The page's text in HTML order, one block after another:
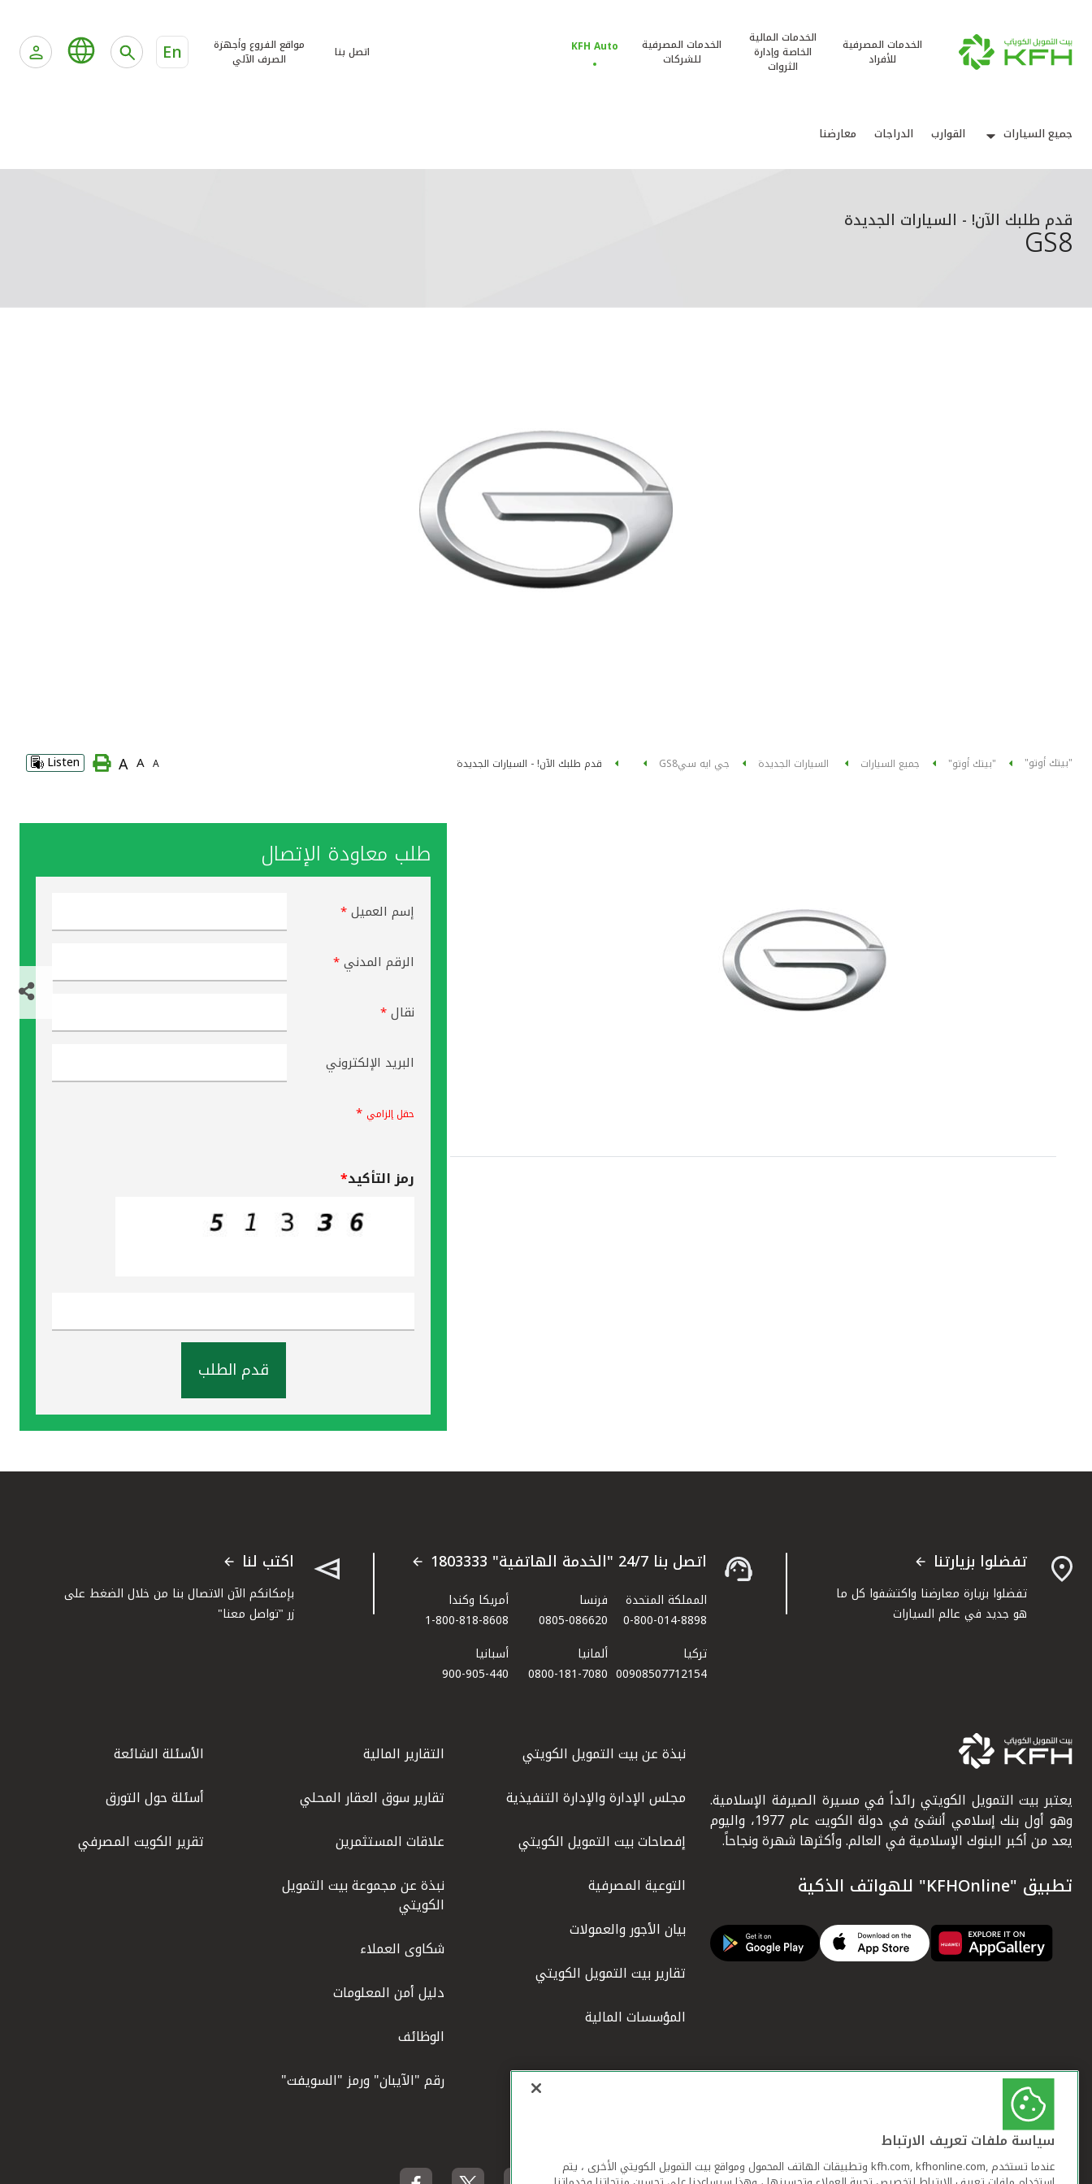
الخدمات المصرفية
للأفراد
الخدمات المالية
الخاصة وإدارة
الثروات
الخدمات المصرفية
للشركات
KFH Auto اتصل بنا
مواقع الفروع وأجهزة
الصرف الآلي
En
جميع السيارات القوارب الدراجات معارضنا
قدم طلبك الآن! - السيارات الجديدة
GS8
"بيتك أوتو" "بيتك أوتو" جميع السيارات السيارات الجديدة جي ايه سيGS8 قدم طلبك الآن! - السيارات الجديدة A
A
A
Listen
طلب معاودة الإتصال
إسم العميل*
الرقم المدني*
نقال*
البريد الإلكتروني
حقل إلزامي *
رمز التأكيد*
قدم الطلب
تفضلوا بزيارتنا
تفضلوا بزيارة معارضنا واكتشفوا كل ما
هو جديد في عالم السيارات
اتصل بنا 24/7 "الخدمة الهاتفية" 1803333
المملكة المتحدة
0-800-014-8898
فرنسا
0805-086620
أمريكا وكندا
1-800-818-8608
تركيا
00908507712154​
ألمانيا
0800-181-7080
أسبانيا
900-905-440
اكتب لنا
بإمكانكم الآن الاتصال بنا من خلال الضغط على
زر "تواصل معنا"
يعتبر بيت التمويل الكويتي رائداً في مسيرة الصيرفة الإسلامية.
وهو أول بنك إسلامي أنشئ في دولة الكويت عام 1977، واليوم
يعد من أكبر البنوك الإسلامية في العالم. وأكثرها شهرة ونجاحاً.
تطبيق "KFHOnline" للهواتف الذكية
نبذة عن بيت التمويل الكويتي
مجلس الإدارة والإدارة التنفيذية
إفصاحات بيت التمويل الكويتي
التوعية المصرفية
بيان الأجور والعمولات
تقارير بيت التمويل الكويتي
المؤسسات المالية
التقارير المالية
تقارير سوق العقار المحلي
علاقات المستثمرين
نبذة عن مجموعة بيت التمويل
الكويتي
شكاوى العملاء
دليل أمن المعلومات
الوظائف
رقم "الآيبان" ورمز "السويفت"
الأسئلة الشائعة
أسئلة حول التورق
تقرير الكويت المصرفي
سياسة ملفات تعريف الارتباط
عندما تستخدم ,kfh.com, kfhonline.com وتطبيقات الهاتف المحمول ومواقع بيت التمويل الكويتي الأخرى ، يتم